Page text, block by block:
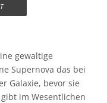
gewaltige
Supernova das bei
Galaxie, bevor sie
im Wesentlichen